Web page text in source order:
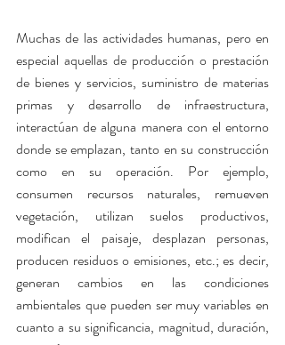
Muchas de las actividades humanas, pero en
especial aquellas de producción o prestación
de bienes y servicios, suministro de materias
primas y desarrollo de infraestructura,
interactúan de alguna manera con el entorno
donde se emplazan, tanto en su construcción
como en su operación. Por ejemplo,
consumen recursos naturales, remueven
vegetación, utilizan suelos productivos,
modifican el paisaje, desplazan personas,
producen residuos o emisiones, etc.; es decir,
generan cambios en las condiciones
ambientales que pueden ser muy variables en
cuanto a su significancia, magnitud, duración,